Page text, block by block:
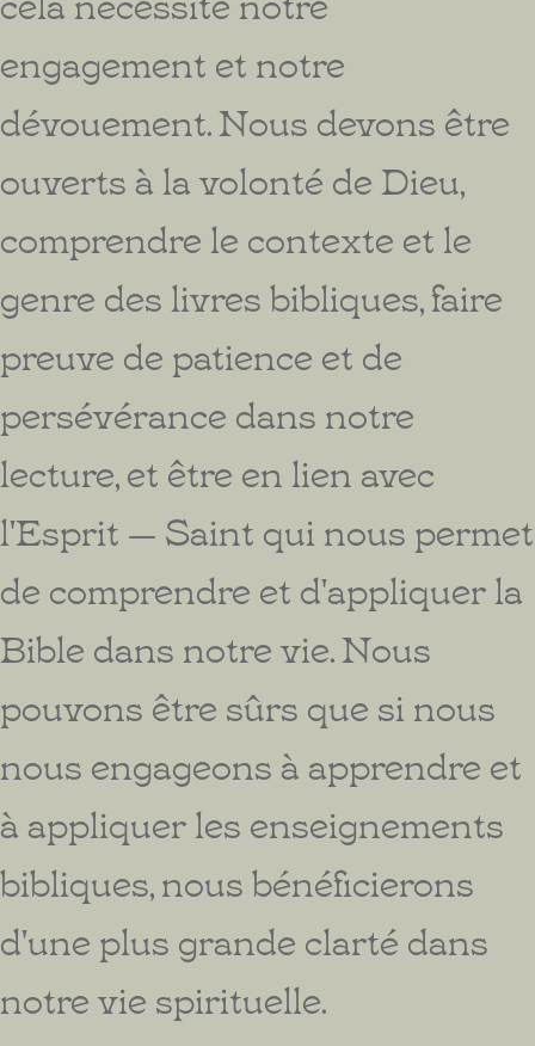
engagement et notre
dévouement. Nous devons être
ouverts à la volonté de Dieu,
comprendre le contexte et le
genre des livres bibliques, faire
preuve de patience et de
persévérance dans notre
lecture, et être en lien avec
l'Esprit — Saint qui nous permet
de comprendre et d'appliquer la
Bible dans notre vie. Nous
pouvons être sûrs que si nous
nous engageons à apprendre et
à appliquer les enseignements
bibliques, nous bénéficierons
d'une plus grande clarté dans
notre vie spirituelle.